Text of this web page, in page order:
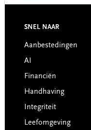
Footer
SNEL NAAR
Aanbestedingen
AI
Financiën
Handhaving
Integriteit
Leefomgeving